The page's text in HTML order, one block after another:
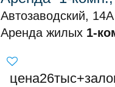
Автозаводский,
Аренда жилых 1-